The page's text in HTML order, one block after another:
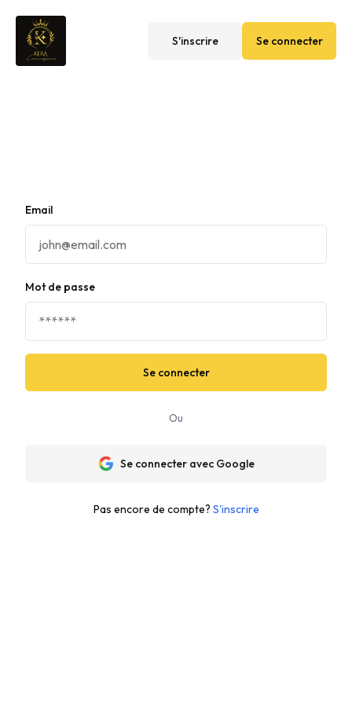
S'inscrire Se connecter
Email
Mot de passe
Se connecter
Ou
Se connecter avec Google
Pas encore de compte? S'inscrire